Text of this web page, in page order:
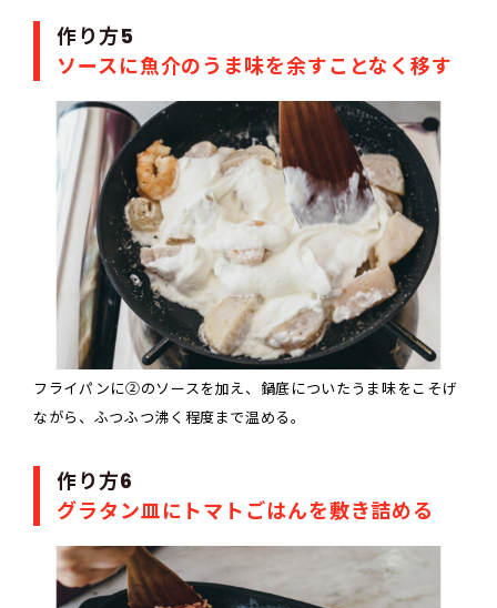
作り方5
ソースに魚介のうま味を余すことなく移す
フライパンに②のソースを加え、鍋底についたうま味をこそげ
ながら、ふつふつ沸く程度まで温める。
作り方6
グラタン皿にトマトごはんを敷き詰める